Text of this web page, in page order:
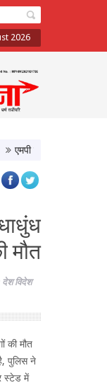
2026
एमपी टूरिज्म बोर्ड और टाटा
मौत
देश विदेश
की मौत
पुलिस ने
स्टेड में